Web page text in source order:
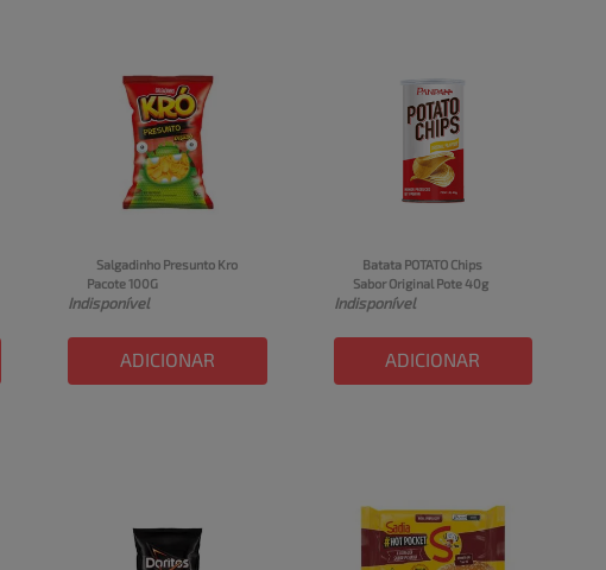
Salgadinho Presunto Kro
Pacote 100G
Indisponível
ADICIONAR
Batata POTATO Chips
Sabor Original Pote 40g
Indisponível
ADICIONAR